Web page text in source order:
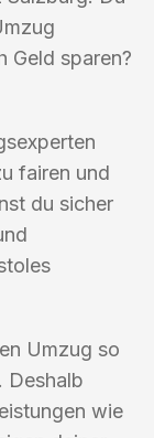
Geld sparen?
fairen und
du sicher
Umzug so
Deshalb
wie